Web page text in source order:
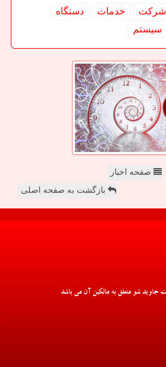
شركت خدمات
دستگاه
سیستم
صفحه اخبار
بازگشت به صفحه اصلی